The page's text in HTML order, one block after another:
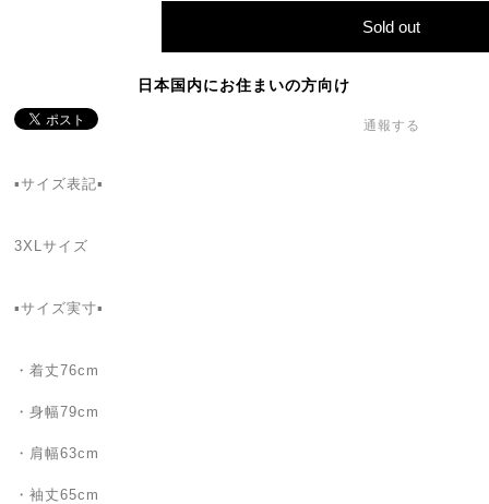
Sold out
日本国内にお住まいの方向け
通報する
▪️サイズ表記▪️
3XLサイズ
▪️サイズ実寸▪️
・着丈76cm
・身幅79cm
・肩幅63cm
・袖丈65cm